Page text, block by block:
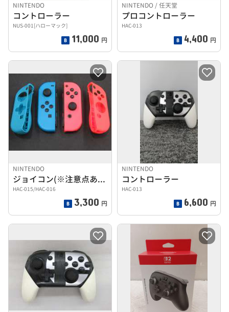
NINTENDO
コントローラー
NUS-001[ハローマック]
11,000 円
NINTENDO / 任天堂
プロコントローラー
HAC-013
4,400 円
NINTENDO
ジョイコン(※注意点あり)
HAC-015/HAC-016
3,300 円
NINTENDO
コントローラー
HAC-013
6,600 円